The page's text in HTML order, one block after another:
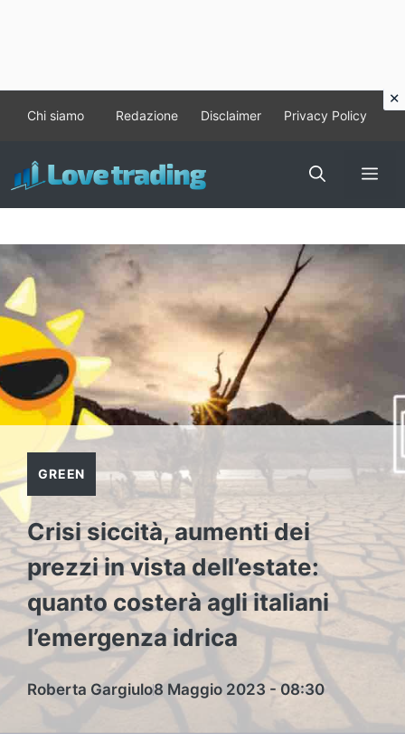
contenuto
Chi siamo Redazione Disclaimer Privacy Policy
GREEN
Crisi siccità, aumenti dei
prezzi in vista dell’estate:
quanto costerà agli italiani
l’emergenza idrica
Roberta Gargiulo8 Maggio 2023 - 08:30